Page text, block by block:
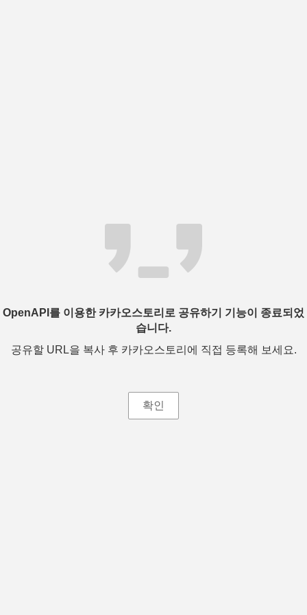
OpenAPI를 이용한 카카오스토리로 공유하기 기능이 종료되었
습니다.
공유할 URL을 복사 후 카카오스토리에 직접 등록해 보세요.
확인